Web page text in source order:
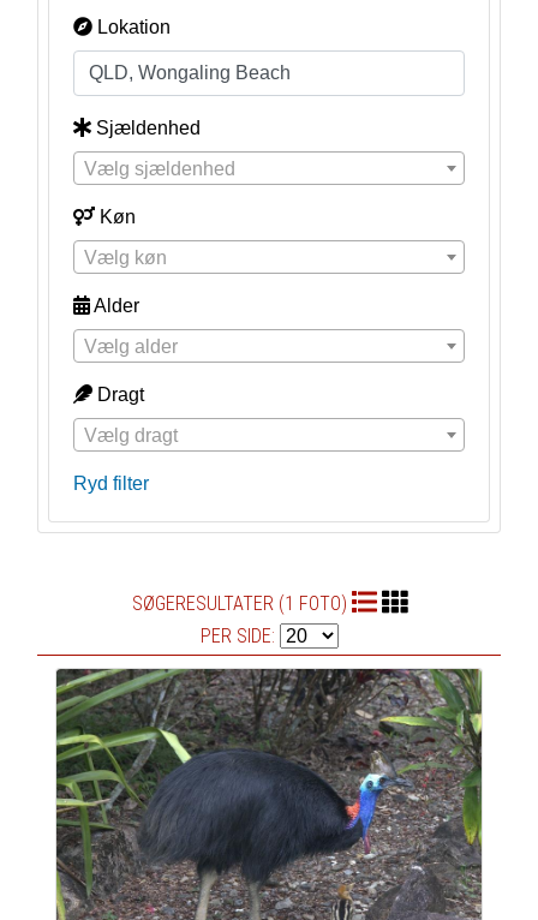
Lokation
Sjældenhed
Vælg sjældenhed
Køn
Vælg køn
Alder
Vælg alder
Dragt
Vælg dragt
Ryd filter
SØGERESULTATER (1 FOTO)
PER SIDE: